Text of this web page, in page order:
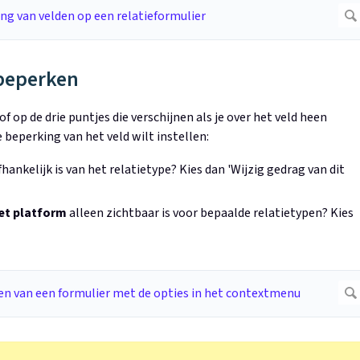
de drie puntjes die verschijnen als je over het veld heen
beperking van het veld wilt instellen:
is van het relatietype? Kies dan 'Wijzig gedrag van dit
platformalleen zichtbaar is voor bepaalde relatietypen? Kies